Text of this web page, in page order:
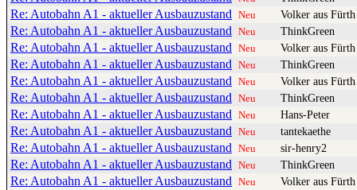
Re: Autobahn A1 - aktueller Ausbauzustand Neu Volker aus Fürth
Re: Autobahn A1 - aktueller Ausbauzustand Neu ThinkGreen
Re: Autobahn A1 - aktueller Ausbauzustand Neu Volker aus Fürth
Re: Autobahn A1 - aktueller Ausbauzustand Neu ThinkGreen
Re: Autobahn A1 - aktueller Ausbauzustand Neu Volker aus Fürth
Re: Autobahn A1 - aktueller Ausbauzustand Neu ThinkGreen
Re: Autobahn A1 - aktueller Ausbauzustand Neu Hans-Peter
Re: Autobahn A1 - aktueller Ausbauzustand Neu tantekaethe
Re: Autobahn A1 - aktueller Ausbauzustand Neu sir-henry2
Re: Autobahn A1 - aktueller Ausbauzustand Neu ThinkGreen
Re: Autobahn A1 - aktueller Ausbauzustand Neu Volker aus Fürth